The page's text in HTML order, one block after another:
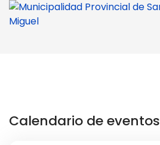
Calendario de eventos